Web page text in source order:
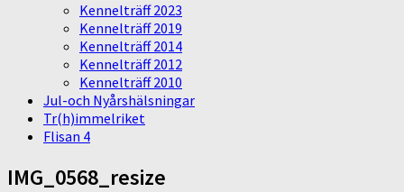
Kennelträff 2023
Kennelträff 2019
Kennelträff 2014
Kennelträff 2012
Kennelträff 2010
Jul-och Nyårshälsningar
Tr(h)immelriket
Flisan 4
IMG_0568_resize